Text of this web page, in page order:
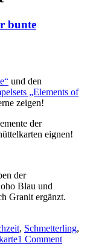
bunte
und den
„Elements of
zeigen!
der
eignen!
der
Blau und
Granit ergänzt.
, Schmetterling,
1 Comment